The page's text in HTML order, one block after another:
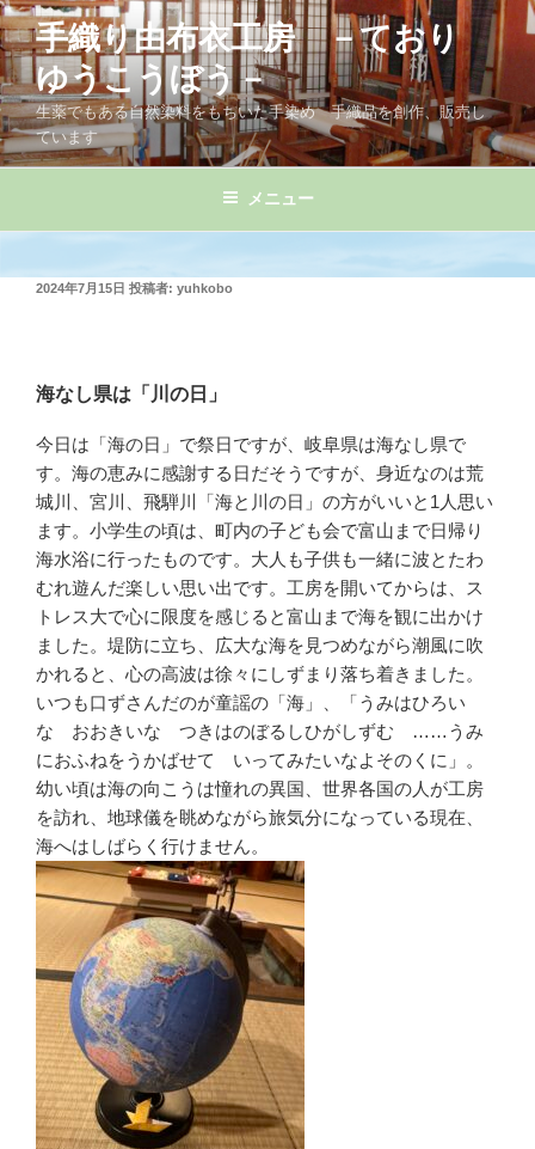
コ
ン
テ
ン
ツ
へ
手織り由布衣工房 －ており
ゆうこうぼう－
生薬でもある自然染料をもちいた手染め 手織品を創作、販売し
ています
メニュー
投
2024年7月15日 投稿者: yuhkobo
海なし県は「川の日」
今日は「海の日」で祭日ですが、岐阜県は海なし県で
す。海の恵みに感謝する日だそうですが、身近なのは荒
城川、宮川、飛騨川「海と川の日」の方がいいと1人思い
ます。小学生の頃は、町内の子ども会で富山まで日帰り
海水浴に行ったものです。大人も子供も一緒に波とたわ
むれ遊んだ楽しい思い出です。工房を開いてからは、ス
トレス大で心に限度を感じると富山まで海を観に出かけ
ました。堤防に立ち、広大な海を見つめながら潮風に吹
かれると、心の高波は徐々にしずまり落ち着きました。
いつも口ずさんだのが童謡の「海」、「うみはひろい
な おおきいな つきはのぼるしひがしずむ ……うみ
におふねをうかばせて いってみたいなよそのくに」。
幼い頃は海の向こうは憧れの異国、世界各国の人が工房
を訪れ、地球儀を眺めながら旅気分になっている現在、
海へはしばらく行けません。